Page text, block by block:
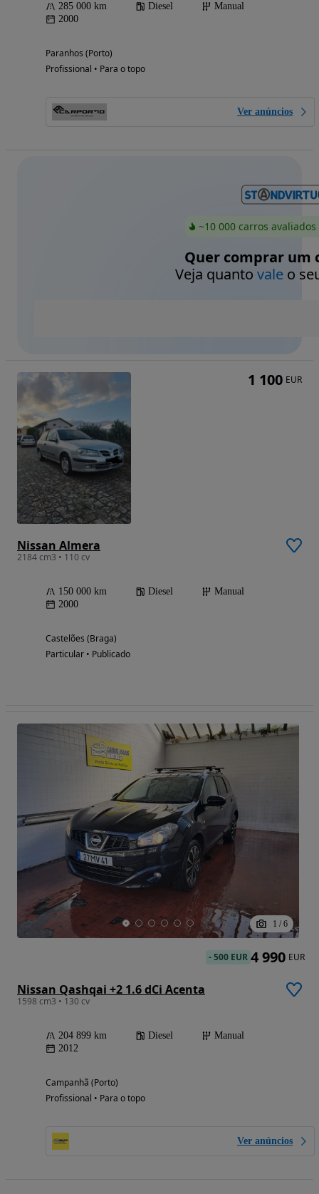
285 000 km Diesel
Manual
2000
Paranhos (Porto)
Profissional • Para o topo
Ver anúncios
~10 000 carros
Quer comprar um
Veja quanto valeo
Nissan Almera
2184 cm3 • 110 cv
150 000 km Diesel
Manual
2000
Castelões (Braga)
Particular • Publicado
1 100 EUR
1 / 6
Nissan Qashqai +2 1.6 dCi Acenta
1598 cm3 • 130 cv
204 899 km Diesel
Manual
2012
Campanhã (Porto)
Profissional • Para o topo
Ver anúncios
-500 EUR 4 990 EUR